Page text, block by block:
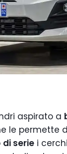
aspirato a
le permette
di serie i